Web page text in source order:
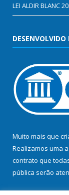
LEI ALDIR BLANC
DESENVOLVIDO
Muito mais que
Realizamos uma
contrato que
pública serão